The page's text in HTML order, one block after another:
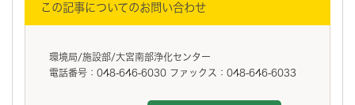
この記事についてのお問い合わせ
環境局/施設部/大宮南部浄化センター
電話番号：048-646-6030 ファックス：048-646-6033